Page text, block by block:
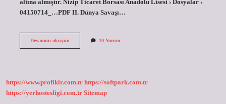
altına almıştır. Nizip Ticaret Borsası Anadolu Lisesi › Dosyalar ›
04150714_…PDF II. Dünya Savaşı…
Devamını okuyunSoğuk
10 Yorum
https://www.profikir.com.tr https://softpark.com.tr
https://yerhostesligi.com.tr Sitemap